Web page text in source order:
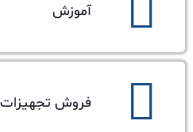
آموزش
فروش تجهیزات